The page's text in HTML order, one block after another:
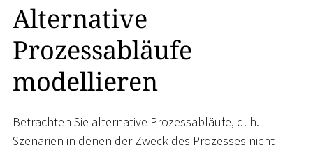
Alternative
Prozessabläufe
modellieren
Betrachten Sie alternative Prozessabläufe, d. h.
Szenarien in denen der Zweck des Prozesses nicht